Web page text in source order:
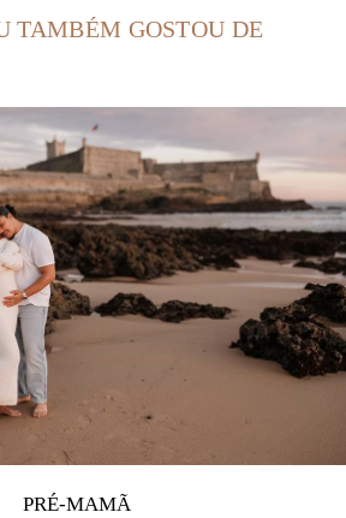
TAMBÉM GOSTOU DE
PRÉ-MAMÃ